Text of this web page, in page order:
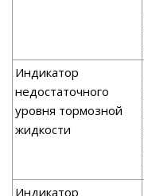
Индикатор
недостаточного
уровня тормозной
жидкости
Индикатор